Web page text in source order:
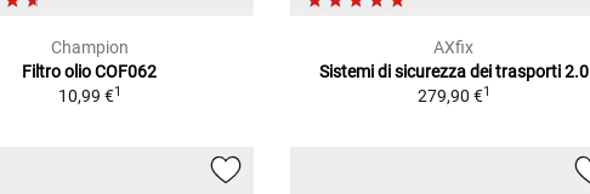
Champion
Filtro olio COF062
10,99 €1
AXfix
Sistemi di sicurezza dei trasporti 2.0
279,90 €1